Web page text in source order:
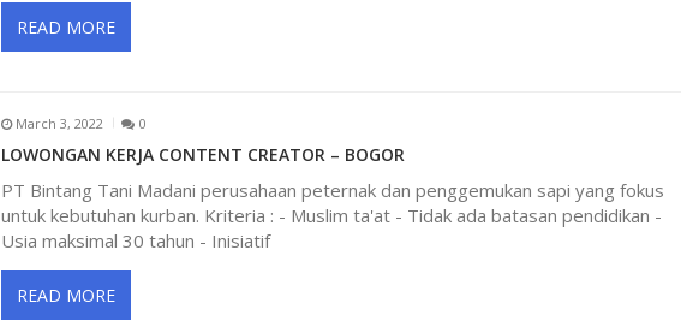
READ MORE
March 3, 2022 0
LOWONGAN KERJA CONTENT CREATOR – BOGOR
PT Bintang Tani Madani perusahaan peternak dan penggemukan sapi yang fokus
untuk kebutuhan kurban. Kriteria : - Muslim ta'at - Tidak ada batasan pendidikan -
Usia maksimal 30 tahun - Inisiatif
READ MORE